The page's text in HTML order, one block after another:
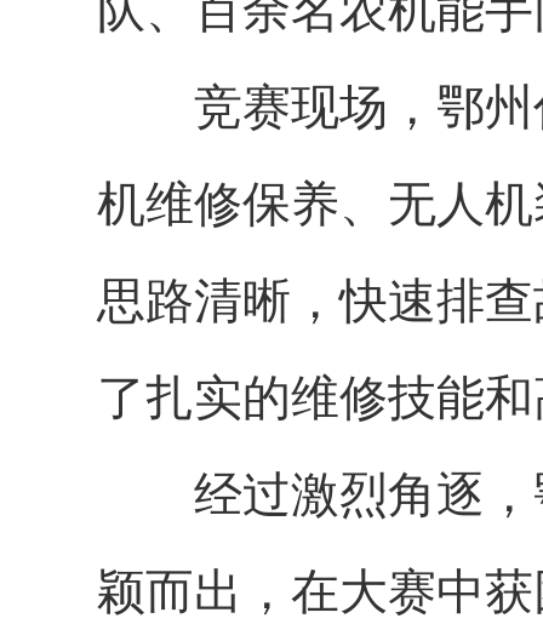
竞赛现场，鄂
机维修保养、 无人
思路清晰，快速排
了扎实的维修技能
经过激烈角逐
颖而出，在大赛中